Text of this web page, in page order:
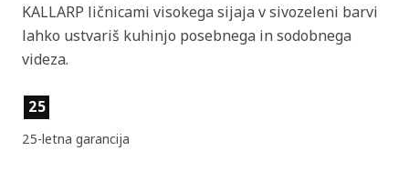
KALLARP ličnicami visokega sijaja v sivozeleni barvi
lahko ustvariš kuhinjo posebnega in sodobnega
videza.
Lastnosti izdelka
25
25-letna garancija